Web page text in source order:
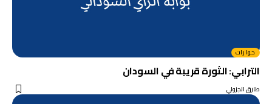
حوارات
الترابي: الثورة قريبة في السودان
طارق الجزولي